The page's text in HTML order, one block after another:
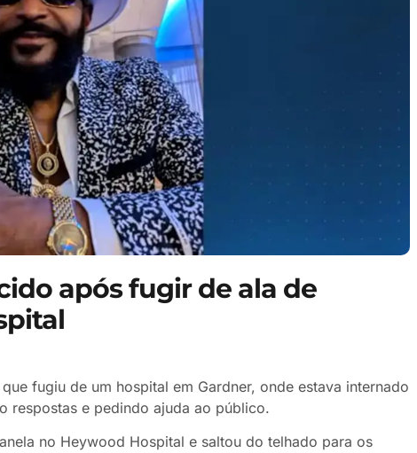
após fugir de ala de
fugiu de um hospital em Gardner, onde estava internado
respostas e pedindo ajuda ao público.
no Heywood Hospital e saltou do telhado para os